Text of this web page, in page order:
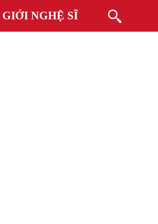
NGHỆ SĨ